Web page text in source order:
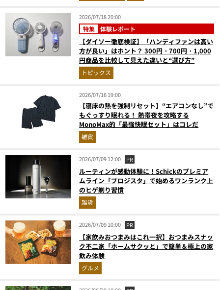
2026/07/18 20:00
特集 体験レポート
【ダイソー徹底検証】「ハンディファンは高い
方が良い」はホント？ 300円・700円・1,000
円商品を比較して見えた違いと“選び方”
トピックス
2026/07/16 19:00
【寝床の熱を強制リセット】“エアコンなし”で
もぐっすり眠れる！ 熱帯夜を攻略する
MonoMax的「最強快眠セット」はコレだ
雑貨
2026/07/09 12:00 PR
ルーティンが感動体験に！Schickのプレミア
ムライン「プロジスタ」で始めるワンランク上
のヒゲ剃り習慣
雑貨
2026/07/09 10:00 PR
【家飲みおつまみはこれ一択】おつまみスナッ
ク不二家「ホームサクッと」で簡単＆極上の家
飲み体験
グルメ